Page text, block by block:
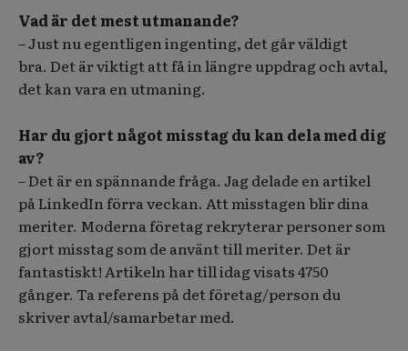
Vad är det mest utmanande?
– Just nu egentligen ingenting, det går väldigt
bra. Det är viktigt att få in längre uppdrag och avtal,
det kan vara en utmaning.
Har du gjort något misstag du kan dela med dig
av?
– Det är en spännande fråga. Jag delade en artikel
på LinkedIn förra veckan. Att misstagen blir dina
meriter. Moderna företag rekryterar personer som
gjort misstag som de använt till meriter. Det är
fantastiskt! Artikeln har till idag visats 4750
gånger. Ta referens på det företag/person du
skriver avtal/samarbetar med.